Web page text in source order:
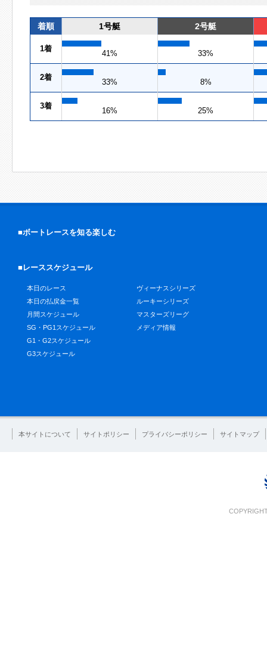
着順 1号艇 2号艇
1着
41% 33%
2着
33% 8%
3着
16% 25%
■ボートレースを知る楽しむ
■レーススケジュール
本日のレース
本日の払戻金一覧
月間スケジュール
SG・PG1スケジュール
G1・G2スケジュール
G3スケジュール
ヴィーナスシリーズ
ルーキーシリーズ
マスターズリーグ
メディア情報
本サイトについて サイトポリシー プライバシーポリシー サイトマップ